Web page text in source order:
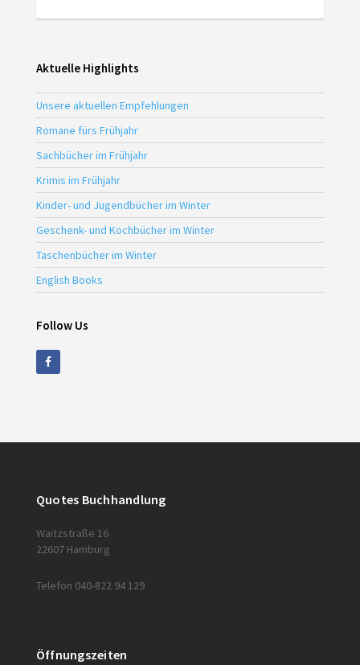
Aktuelle Highlights
Unsere aktuellen Empfehlungen
Romane fürs Frühjahr
Sachbücher im Frühjahr
Krimis im Frühjahr
Kinder- und Jugendbücher im Winter
Geschenk- und Kochbücher im Winter
Taschenbücher im Winter
English Books
Follow Us
Quotes Buchhandlung
Waitzstraße 16
22607 Hamburg
Telefon 040-822 94 129
Öffnungszeiten